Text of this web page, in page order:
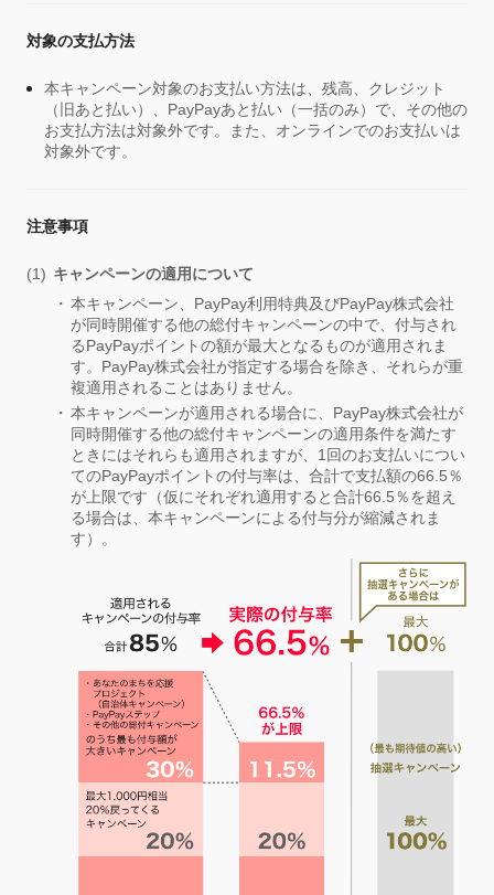
対象の支払方法
本キャンペーン対象のお支払い方法は、残高、クレジット
（旧あと払い）、PayPayあと払い（一括のみ）で、その他の
お支払方法は対象外です。また、オンラインでのお支払いは
対象外です。
注意事項
キャンペーンの適用について
本キャンペーン、PayPay利用特典及びPayPay株式会社
が同時開催する他の総付キャンペーンの中で、付与され
るPayPayポイントの額が最大となるものが適用されま
す。PayPay株式会社が指定する場合を除き、それらが重
複適用されることはありません。
本キャンペーンが適用される場合に、PayPay株式会社が
同時開催する他の総付キャンペーンの適用条件を満たす
ときにはそれらも適用されますが、1回のお支払いについ
てのPayPayポイントの付与率は、合計で支払額の66.5％
が上限です（仮にそれぞれ適用すると合計66.5％を超え
る場合は、本キャンペーンによる付与分が縮減されま
す）。